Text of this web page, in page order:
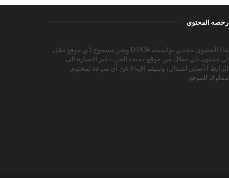
رخصه المحتوي
هذا المحتوى محمي بواسطة DMCA وغير مسموح لأي موقع بنقل
أي محتوى بأي شكل من موقع حديث العرب غير الإشارة إلى
الرابط الأصلي للمقال، وسيتم الإبلاغ عن أي سرقة لمحتوى
مملوك للموقع.